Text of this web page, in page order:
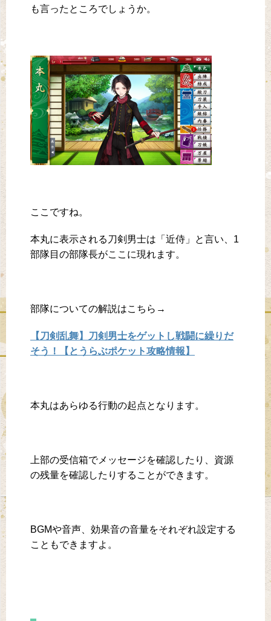
も言ったところでしょうか。
ここですね。
本丸に表示される刀剣男士は「近侍」と言い、1
部隊目の部隊長がここに現れます。
部隊についての解説はこちら→
【刀剣乱舞】刀剣男士をゲットし戦闘に繰りだ
そう！【とうらぶポケット攻略情報】
本丸はあらゆる行動の起点となります。
上部の受信箱でメッセージを確認したり、資源
の残量を確認したりすることができます。
BGMや音声、効果音の音量をそれぞれ設定する
こともできますよ。